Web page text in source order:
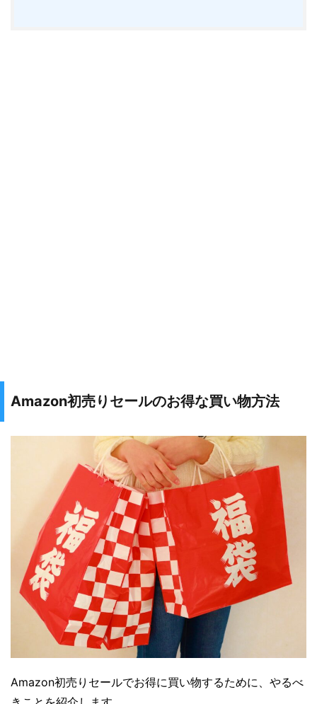
Amazon初売りセールのお得な買い物方法
Amazon初売りセールでお得に買い物するために、やるべ